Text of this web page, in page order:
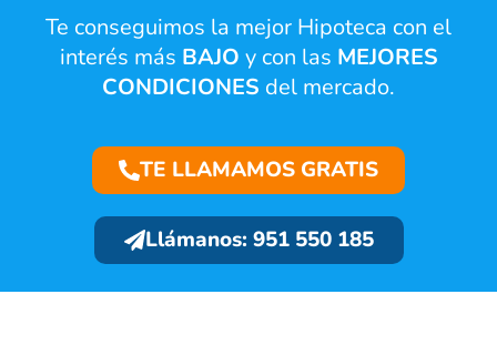
Te conseguimos la mejor Hipoteca con el
interés más BAJO y con las MEJORES
CONDICIONES del mercado.
TE LLAMAMOS GRATIS
Llámanos: 951 550 185